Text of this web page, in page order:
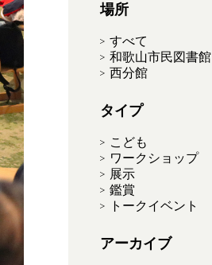
場所
すべて
和歌山市民図書館
西分館
タイプ
こども
ワークショップ
展示
鑑賞
トークイベント
アーカイブ